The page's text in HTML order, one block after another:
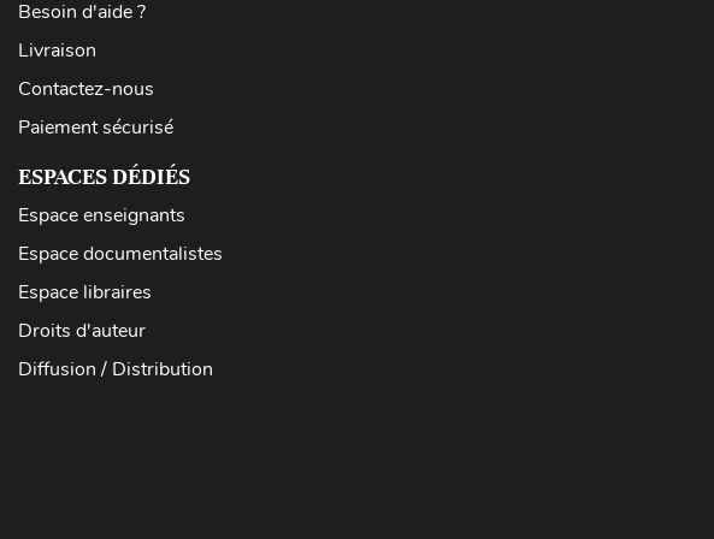
Besoin d'aide ?
Livraison
Contactez-nous
Paiement sécurisé
ESPACES DÉDIÉS
Espace enseignants
Espace documentalistes
Espace libraires
Droits d'auteur
Diffusion / Distribution